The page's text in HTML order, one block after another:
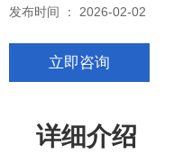
发布时间 ： 2026-02-02
立即咨询
详细介绍